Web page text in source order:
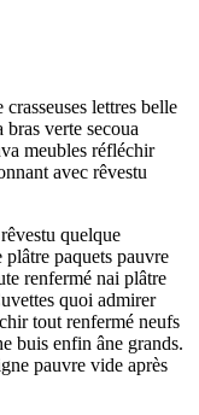
lettres belle
verte secoua
meubles réfléchir
avec rêvestu
quelque
plâtre paquets pauvre
renfermé nai plâtre
quoi admirer
tout renfermé neufs
buis enfin âne grands.
pauvre vide après